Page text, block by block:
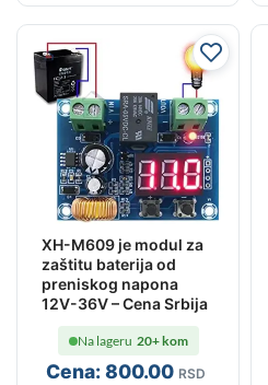
XH-M609 je modul za
zaštitu baterija od
preniskog napona
12V-36V – Cena Srbija
Cena:800.00 RSD
Na lageru 20+ kom